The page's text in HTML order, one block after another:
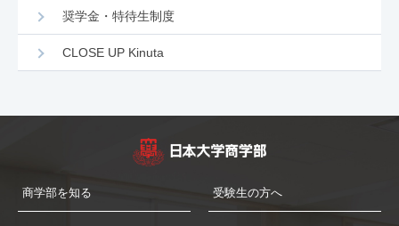
奨学金・特待生制度
CLOSE UP Kinuta
商学部を知る 受験生の方へ